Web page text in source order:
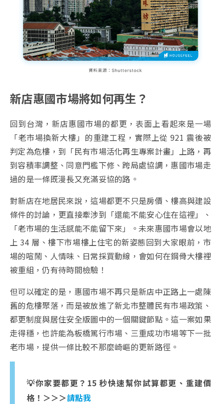
新店惠國市場將如何再生？
回到台灣，新店惠國市場的都更，表面上看起來是一場
「老市場換新大樓」的重建工程，實際上從 921 震後被
判定為危樓，到「民有市場活化再生專案計畫」上路，再
到容積率調整、同意門檻下修、跨局處協調，惠國市場走
過的是一條既漫長又充滿妥協的路。
對新店在地居民來說，這場都更不只是房價、樓高與建設
條件的討論，更直接牽涉到「還能不能安心住在這裡」、
「老市場的生活感能不能留下來」。未來惠國市場會以地
上 34 層、樓下市場樓上住宅的新姿態回到大家眼前，市
場的喧鬧、人情味、日常採買動線，會如何在鋼骨大樓裡
被重組，仍有待時間檢驗！
但可以確定的是，惠國市場不再只是新店中正路上一處陳
舊的危樓聚落，而是被放進了新北市整體民有市場政策、
都更制度與居住安全版圖中的一個關鍵節點。這一案如果
走得穩，也許能為板橋篤行市場、三重成功市場等下一批
老市場，提供一條比較不那麼崎嶇的更新路徑。
💡你家要都更？15 秒快速幫你試算都更、重建價
格！＞＞＞請點我